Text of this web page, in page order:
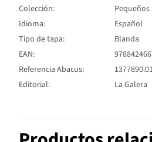
Colección:
Idioma:
Español
Tipo de tapa:
Blanda
EAN:
Referencia Abacus:
1377890.01
Editorial:
La Galera